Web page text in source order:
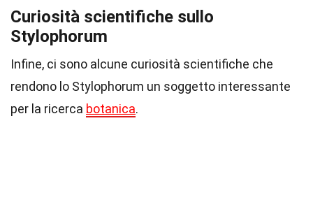
Curiosità scientifiche sullo
Stylophorum
Infine, ci sono alcune curiosità scientifiche che
rendono lo Stylophorum un soggetto interessante
per la ricerca botanica.